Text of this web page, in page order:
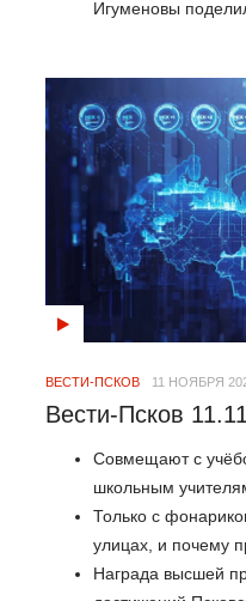
Игуменовы
ВЕСТИ-ПСКОВ 11 НОЯБРЯ
Вести-Псков
Совмещают с
школьным
Только с
улицах, и почему
Награда высшей